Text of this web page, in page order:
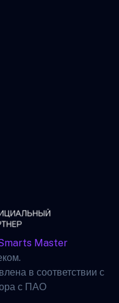
Master
в соответствии с
с ПАО